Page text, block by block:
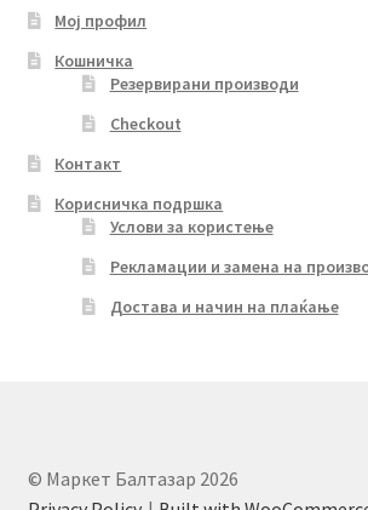
Мој профил
Кошничка
Резервирани производи
Checkout
Контакт
Корисничка подршка
Услови за користење
Рекламации и замена на
Достава и начин на плаќање
© Маркет Балтазар 2026